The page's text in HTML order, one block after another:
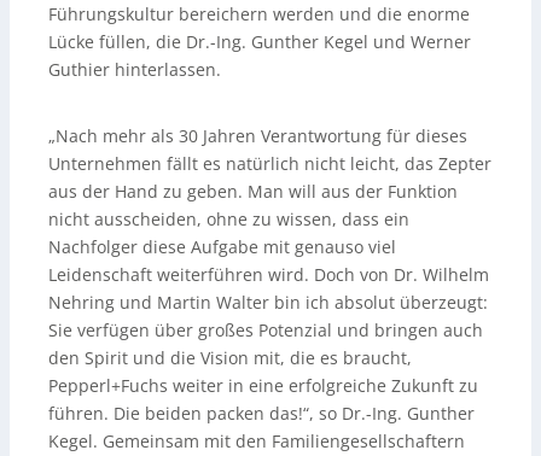
Führungskultur bereichern werden und die enorme
Lücke füllen, die Dr.-Ing. Gunther Kegel und Werner
Guthier hinterlassen.
„Nach mehr als 30 Jahren Verantwortung für dieses
Unternehmen fällt es natürlich nicht leicht, das Zepter
aus der Hand zu geben. Man will aus der Funktion
nicht ausscheiden, ohne zu wissen, dass ein
Nachfolger diese Aufgabe mit genauso viel
Leidenschaft weiterführen wird. Doch von Dr. Wilhelm
Nehring und Martin Walter bin ich absolut überzeugt:
Sie verfügen über großes Potenzial und bringen auch
den Spirit und die Vision mit, die es braucht,
Pepperl+Fuchs weiter in eine erfolgreiche Zukunft zu
führen. Die beiden packen das!“, so Dr.-Ing. Gunther
Kegel. Gemeinsam mit den Familiengesellschaftern